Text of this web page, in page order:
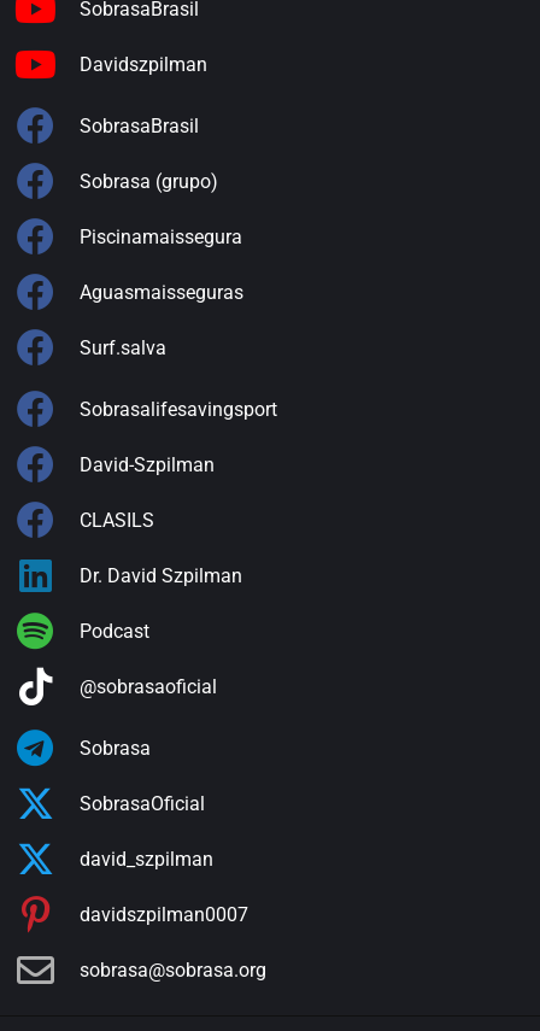
SobrasaBrasil
Davidszpilman
SobrasaBrasil
Sobrasa (grupo)
Piscinamaissegura
Aguasmaisseguras
Surf.salva
Sobrasalifesavingsport
David-Szpilman
CLASILS
Dr. David Szpilman
Podcast
@sobrasaoficial
Sobrasa
SobrasaOficial
david_szpilman
davidszpilman0007
sobrasa@sobrasa.org